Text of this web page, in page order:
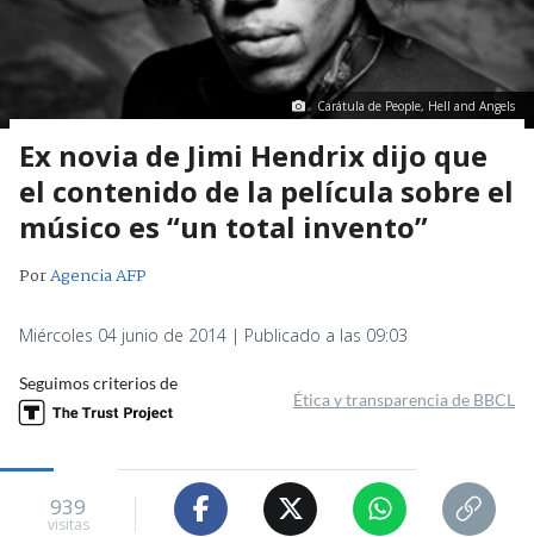
Carátula de People, Hell and Angels
Ex novia de Jimi Hendrix dijo que
el contenido de la película sobre el
músico es “un total invento”
PorAgencia AFP
Miércoles 04 junio de 2014 | Publicado a las 09:03
Seguimos criterios de
Ética y transparencia de BBCL
939
visitas